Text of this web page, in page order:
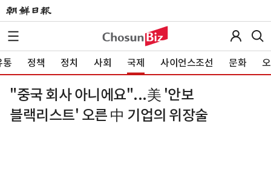
통 정책 정치 사회 국제 사이언스조선 문화
"중국 회사 아니에요"...美 '안보
블랙리스트' 오른 中 기업의 위장술